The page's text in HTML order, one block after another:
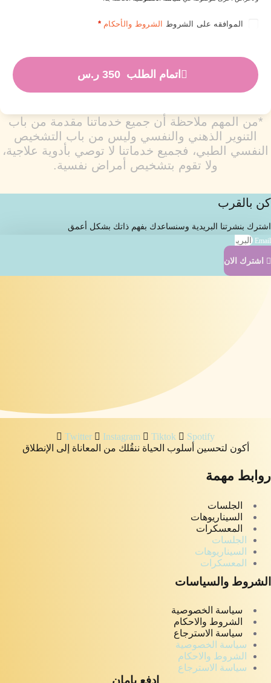
الموافقه على الشروط الشروط والأحكام *
اتمام الطلب 350 ر.س
*من المهم ملاحظة أن جميع خدماتنا مقدمة من باب
التنوير الذهني والنفسي وليس من باب التشخيص
النفسي الطبي، فجميع خدماتنا لا توصي بأدوية علاجية،
ولا تقوم بتشخيص أمراض نفسية.
كن بالقرب
اشترك بنشرتنا البريدية وسنساعدك بفهم ذاتك بشكل أعمق
Email
اشترك الان
Twitter Instagram Tiktok
Spotify
أكون لتحسين أسلوب الحياة ننقُلك من المعاناة إلى الإنطلاق
روابط مهمة
الجلسات
السيناريوهات
المعسكرات
الجلسات
السيناريوهات
المعسكرات
الشروط والسياسات
سياسة الخصوصية
الشروط والاحكام
سياسة الاسترجاع
سياسة الخصوصية
الشروط والاحكام
سياسة الاسترجاع
ادفع بامان